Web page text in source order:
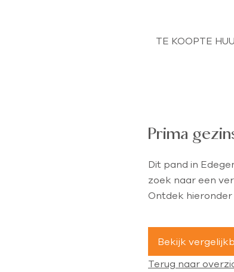
TE KOOPTE
Prima
Dit pand in
zoek naar een
Ontdek hieronder
Bekijk
Terug naar